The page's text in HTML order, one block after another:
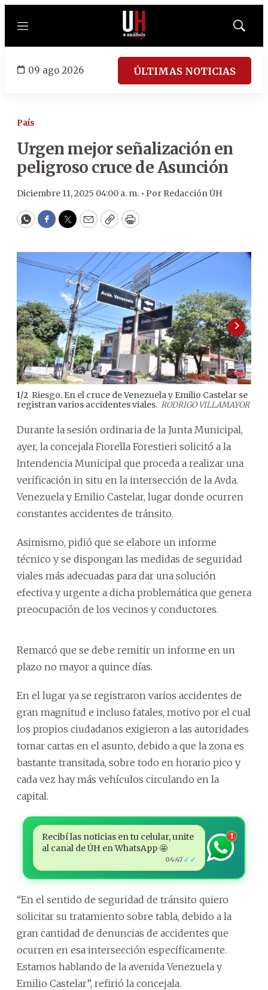
Menú
Mostrar
09 ago 2026 ÚLTIMAS NOTICIAS
País
Urgen mejor señalización en
peligroso cruce de Asunción
Diciembre 11, 2025 04:00 a. m. • Por Redacción ÚH
WhatsApp
Facebook
Twitter
EmailCopyPrint
1/2 Riesgo. En el cruce de Venezuela y Emilio Castelar se
registran varios accidentes viales. RODRIGO VILLAMAYOR
Durante la sesión ordinaria de la Junta Municipal,
ayer, la concejala Fiorella Forestieri solicitó a la
Intendencia Municipal que proceda a realizar una
verificación in situ en la intersección de la Avda.
Venezuela y Emilio Castelar, lugar donde ocurren
constantes accidentes de tránsito.
Asimismo, pidió que se elabore un informe
técnico y se dispongan las medidas de seguridad
viales más adecuadas para dar una solución
efectiva y urgente a dicha problemática que genera
preocupación de los vecinos y conductores.
Remarcó que se debe remitir un informe en un
plazo no mayor a quince días.
En el lugar ya se registraron varios accidentes de
gran magnitud e incluso fatales, motivo por el cual
los propios ciudadanos exigieron a las autoridades
tomar cartas en el asunto, debido a que la zona es
bastante transitada, sobre todo en horario pico y
cada vez hay más vehículos circulando en la
capital.
Recibí las noticias en tu celular, unite
al canal de ÚH en WhatsApp 🤩
04:47 ✓✓
1
“En el sentido de seguridad de tránsito quiero
solicitar su tratamiento sobre tabla, debido a la
gran cantidad de denuncias de accidentes que
ocurren en esa intersección específicamente.
Estamos hablando de la avenida Venezuela y
Emilio Castelar”, refirió la concejala.